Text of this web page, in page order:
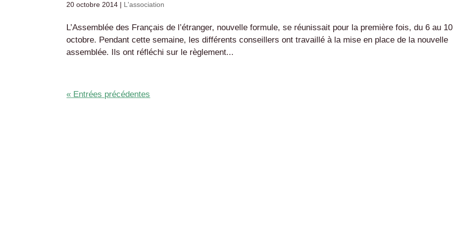
20 octobre 2014 | L'association
L’Assemblée des Français de l’étranger, nouvelle formule, se réunissait pour la première fois, du 6 au 10
octobre. Pendant cette semaine, les différents conseillers ont travaillé à la mise en place de la nouvelle
assemblée. Ils ont réfléchi sur le règlement...
« Entrées précédentes